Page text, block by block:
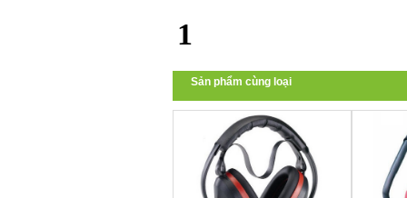
1
Sản phẩm cùng loại